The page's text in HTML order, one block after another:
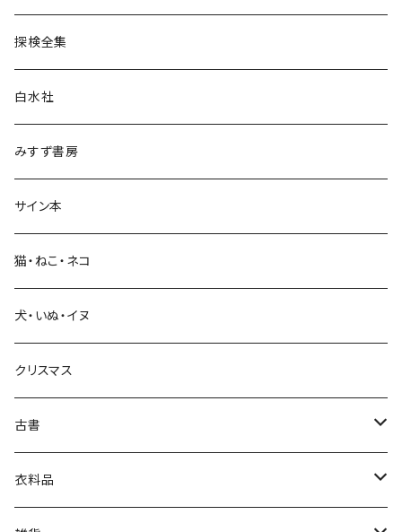
民族・風習
言語・ことば
生活・暮らし
芸術・絵画・写真
絵本・児童書
娯楽・エンターテインメント
探検全集
白水社
みすず書房
サイン本
猫・ねこ・ネコ
犬・いぬ・イヌ
クリスマス
古書
古書セット
衣料品